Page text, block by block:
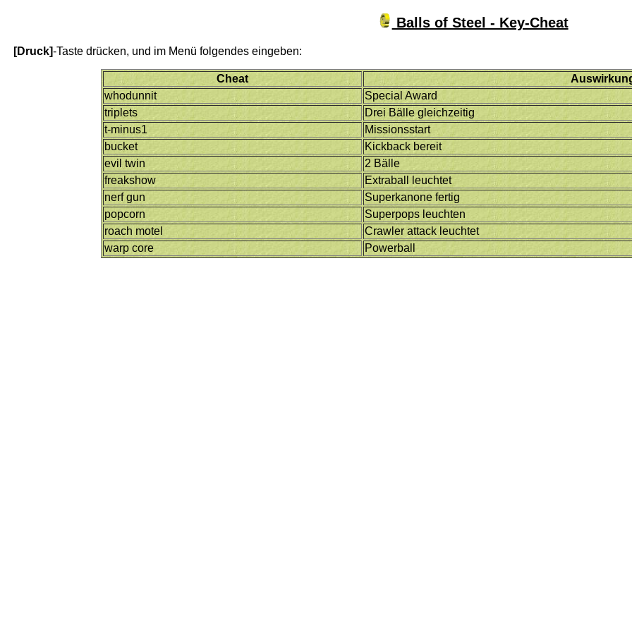
Balls of Steel - Key-Cheat
[Druck]-Taste drücken, und im Menü folgendes eingeben:
Cheat
whodunnit
Special Award
triplets
Drei Bälle gleichzeitig
t-minus1
Missionsstart
bucket
Kickback bereit
evil twin
2 Bälle
freakshow
Extraball leuchtet
nerf gun
Superkanone fertig
popcorn
Superpops leuchten
roach motel
Crawler attack leuchtet
warp core
Powerball